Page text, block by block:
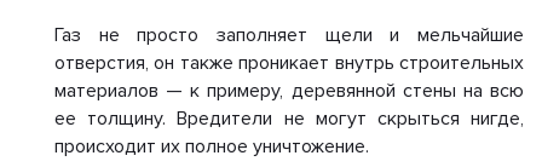
Газ не просто заполняет щели и мельчайшие
отверстия, он также проникает внутрь строительных
материалов — к примеру, деревянной стены на всю
ее толщину. Вредители не могут скрыться нигде,
происходит их полное уничтожение.